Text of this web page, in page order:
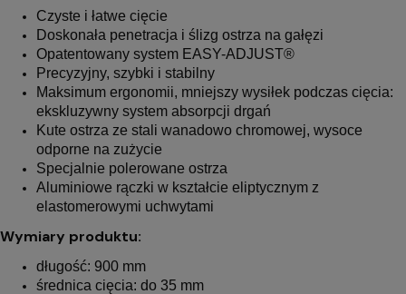
Czyste i łatwe cięcie
Doskonała penetracja i ślizg ostrza na gałęzi
Opatentowany system EASY-ADJUST®
Precyzyjny, szybki i stabilny
Maksimum ergonomii, mniejszy wysiłek podczas cięcia:
ekskluzywny system absorpcji drgań
Kute ostrza ze stali wanadowo chromowej, wysoce
odporne na zużycie
Specjalnie polerowane ostrza
Aluminiowe rączki w kształcie eliptycznym z
elastomerowymi uchwytami
Wymiary produktu:
długość: 900 mm
średnica cięcia: do 35 mm